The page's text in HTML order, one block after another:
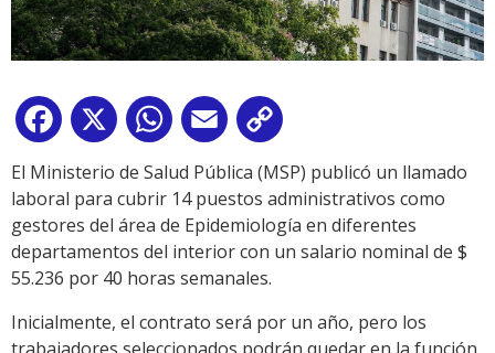
Facebook
X WhatsApp
Email
Link
El Ministerio de Salud Pública (MSP) publicó un llamado
laboral para cubrir 14 puestos administrativos como
gestores del área de Epidemiología en diferentes
departamentos del interior con un salario nominal de $
55.236 por 40 horas semanales.
Inicialmente, el contrato será por un año, pero los
trabajadores seleccionados podrán quedar en la función